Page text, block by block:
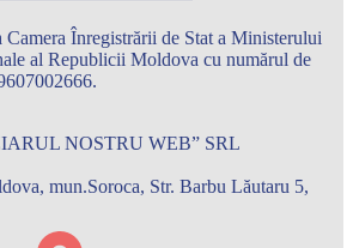
Camera Înregistrării de Stat a Ministerului
al Republicii Moldova cu numărul de
NOSTRU WEB” SRL
mun.Soroca, Str. Barbu Lăutaru 5,